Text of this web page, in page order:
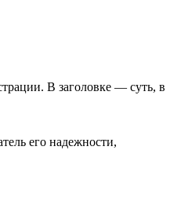
В заголовке — суть, в
его надежности,